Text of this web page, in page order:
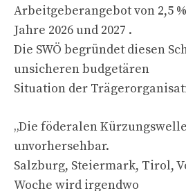
Arbeitgeberangebot von 2,5
Jahre 2026 und 2027 .
Die SWÖ begründet diesen
unsicheren budgetären
Situation der
„Die föderalen
unvorhersehbar.
Salzburg, Steiermark, Tirol,
Woche wird irgendwo